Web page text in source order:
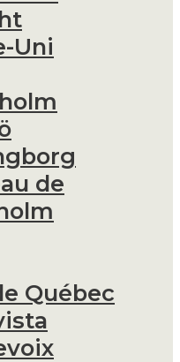
Uni
de
Québec